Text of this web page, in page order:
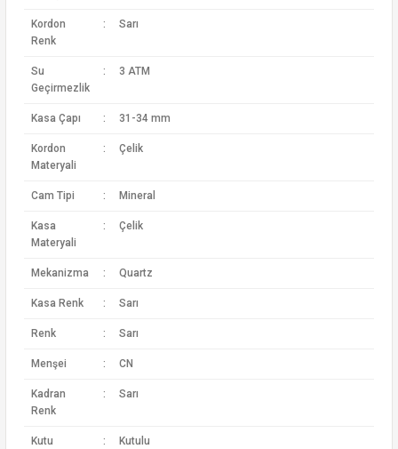
Kordon
Renk
: Sarı
Su
Geçirmezlik
: 3 ATM
Kasa Çapı : 31-34 mm
Kordon
Materyali
: Çelik
Cam Tipi : Mineral
Kasa
Materyali
: Çelik
Mekanizma : Quartz
Kasa Renk : Sarı
Renk : Sarı
Menşei : CN
Kadran
Renk
: Sarı
Kutu
: Kutulu